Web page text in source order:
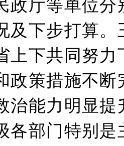
政厅等单位分
及下步打算。
上下共同努力
政策措施不断
治能力明显提
各部门特别是